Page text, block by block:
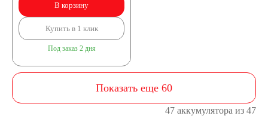
В корзину
Купить в 1 клик
Под заказ 2 дня
Показать еще 60
47 аккумулятора из 47